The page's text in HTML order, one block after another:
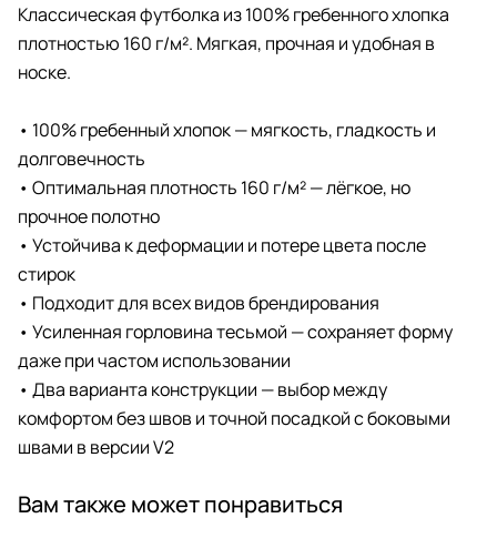
Классическая футболка из 100% гребенного хлопка
плотностью 160 г/м². Мягкая, прочная и удобная в
носке.
• 100% гребенный хлопок — мягкость, гладкость и
долговечность
• Оптимальная плотность 160 г/м² — лёгкое, но
прочное полотно
• Устойчива к деформации и потере цвета после
стирок
• Подходит для всех видов брендирования
• Усиленная горловина тесьмой — сохраняет форму
даже при частом использовании
• Два варианта конструкции — выбор между
комфортом без швов и точной посадкой с боковыми
швами в версии V2
Вам также может понравиться